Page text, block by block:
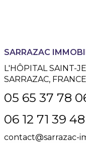
SARRAZAC
L'HÔPITAL SAINT-
SARRAZAC, FRANCE
05 65 37 78
06 12 71 39 48
contact@sarrazac-